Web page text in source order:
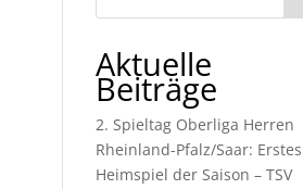
Aktuelle
Beiträge
2. Spieltag Oberliga Herren
Rheinland-Pfalz/Saar: Erstes
Heimspiel der Saison – TSV